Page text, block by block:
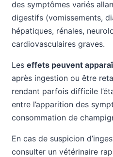
des symptômes variés
digestifs (vomissements,
hépatiques, rénales,
cardiovasculaires graves.
Les effets peuvent
après ingestion ou être
rendant parfois difficile
entre l’apparition des
consommation de
En cas de suspicion
consulter un vétérinaire